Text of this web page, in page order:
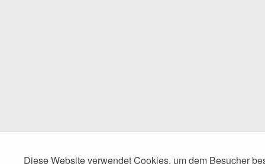
Diese Website verwendet Cookies, um dem Besucher